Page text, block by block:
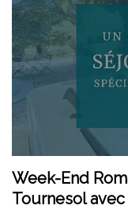
Week-End
Tournesol